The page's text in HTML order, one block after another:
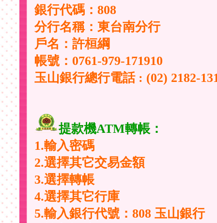
銀行代碼：808
分行名稱：東台南分行
戶名：許桓綱
帳號：0761-979-171910
玉山銀行總行電話 : (02) 2182-
提款機ATM轉帳：
1.輸入密碼
2.選擇其它交易金額
3.選擇轉帳
4.選擇其它行庫
5.輸入銀行代號：808 玉山銀行